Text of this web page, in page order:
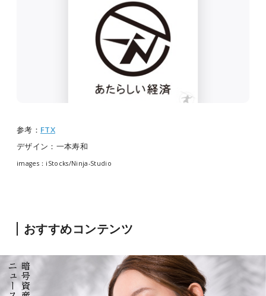
参考： FTX
デザイン：一本寿和
images：iStocks/Ninja-Studio
おすすめコンテンツ